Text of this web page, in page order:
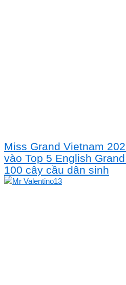
Miss Grand Vietnam
vào Top 5 English
100 cây cầu dân sinh